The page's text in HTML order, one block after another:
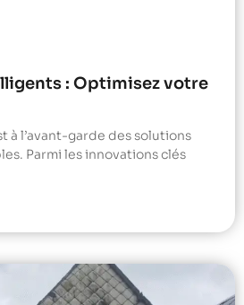
: Optimisez votre
à l’avant-garde des solutions
Parmi les innovations clés